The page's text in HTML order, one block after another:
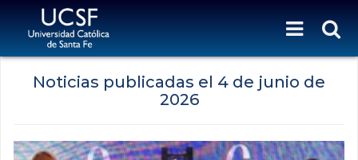
Noticias publicadas el 4 de junio de
2026